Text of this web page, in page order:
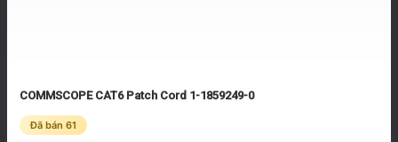
COMMSCOPE CAT6 Patch Cord 1-1859249-0
Đã bán 61